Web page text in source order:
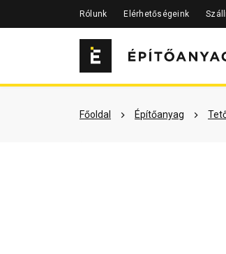
Rólunk Elérhetőségeink
Főoldal Építőanyag
Szükséged